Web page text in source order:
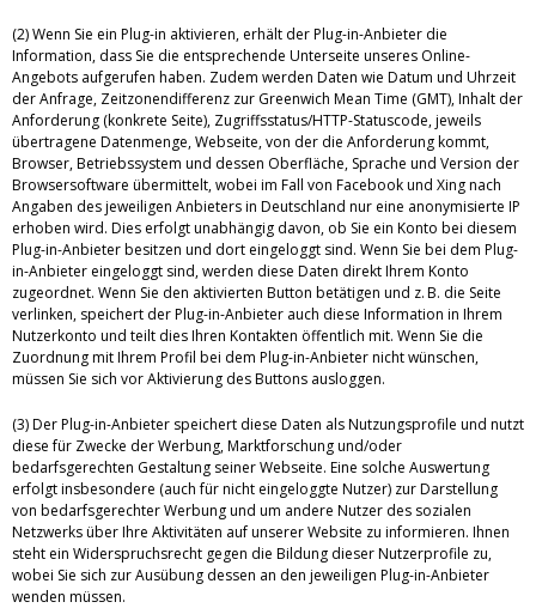
(2) Wenn Sie ein Plug-in aktivieren, erhält der Plug-in-Anbieter die
Information, dass Sie die entsprechende Unterseite unseres Online-
Angebots aufgerufen haben. Zudem werden Daten wie Datum und Uhrzeit
der Anfrage, Zeitzonendifferenz zur Greenwich Mean Time (GMT), Inhalt der
Anforderung (konkrete Seite), Zugriffsstatus/HTTP-Statuscode, jeweils
übertragene Datenmenge, Webseite, von der die Anforderung kommt,
Browser, Betriebssystem und dessen Oberfläche, Sprache und Version der
Browsersoftware übermittelt, wobei im Fall von Facebook und Xing nach
Angaben des jeweiligen Anbieters in Deutschland nur eine anonymisierte IP
erhoben wird. Dies erfolgt unabhängig davon, ob Sie ein Konto bei diesem
Plug-in-Anbieter besitzen und dort eingeloggt sind. Wenn Sie bei dem Plug-
in-Anbieter eingeloggt sind, werden diese Daten direkt Ihrem Konto
zugeordnet. Wenn Sie den aktivierten Button betätigen und z. B. die Seite
verlinken, speichert der Plug-in-Anbieter auch diese Information in Ihrem
Nutzerkonto und teilt dies Ihren Kontakten öffentlich mit. Wenn Sie die
Zuordnung mit Ihrem Profil bei dem Plug-in-Anbieter nicht wünschen,
müssen Sie sich vor Aktivierung des Buttons ausloggen.
(3) Der Plug-in-Anbieter speichert diese Daten als Nutzungsprofile und nutzt
diese für Zwecke der Werbung, Marktforschung und/oder
bedarfsgerechten Gestaltung seiner Webseite. Eine solche Auswertung
erfolgt insbesondere (auch für nicht eingeloggte Nutzer) zur Darstellung
von bedarfsgerechter Werbung und um andere Nutzer des sozialen
Netzwerks über Ihre Aktivitäten auf unserer Website zu informieren. Ihnen
steht ein Widerspruchsrecht gegen die Bildung dieser Nutzerprofile zu,
wobei Sie sich zur Ausübung dessen an den jeweiligen Plug-in-Anbieter
wenden müssen.